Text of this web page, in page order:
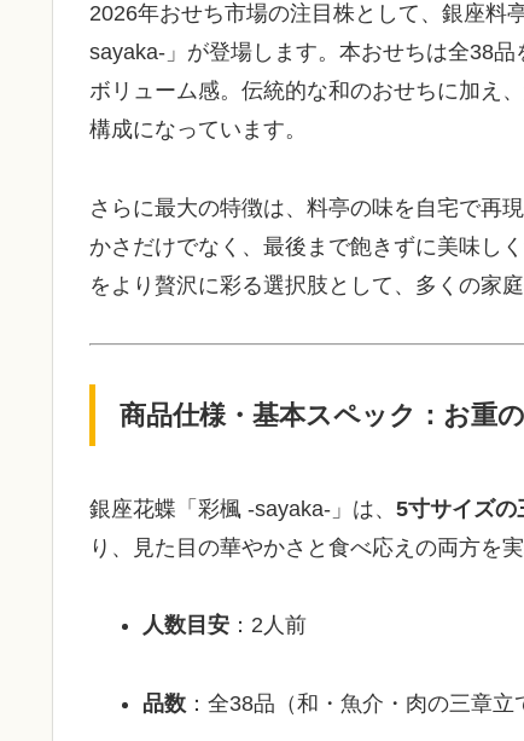
2026年おせち市場の注目株として、銀座料
sayaka-」が登場します。本おせちは全38
ボリューム感。伝統的な和のおせちに加え
構成になっています。
さらに最大の特徴は、料亭の味を自宅で再
かさだけでなく、最後まで飽きずに美味し
をより贅沢に彩る選択肢として、多くの家
商品仕様・基本スペック：お重
銀座花蝶「彩楓 -sayaka-」は、 5寸サイズの
り、見た目の華やかさと食べ応えの両方を実
人数目安：2人前
品数：全38品（和・魚介・肉の三章立